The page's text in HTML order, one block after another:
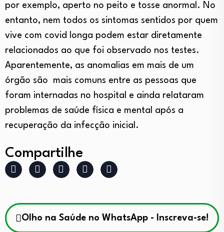
por exemplo, aperto no peito e tosse anormal. No
entanto, nem todos os sintomas sentidos por quem
vive com covid longa podem estar diretamente
relacionados ao que foi observado nos testes.
Aparentemente, as anomalias em mais de um
órgão são mais comuns entre as pessoas que
foram internadas no hospital e ainda relataram
problemas de saúde física e mental após a
recuperação da infecção inicial.
Compartilhe
Olho na Saúde no WhatsApp - Inscreva-se!